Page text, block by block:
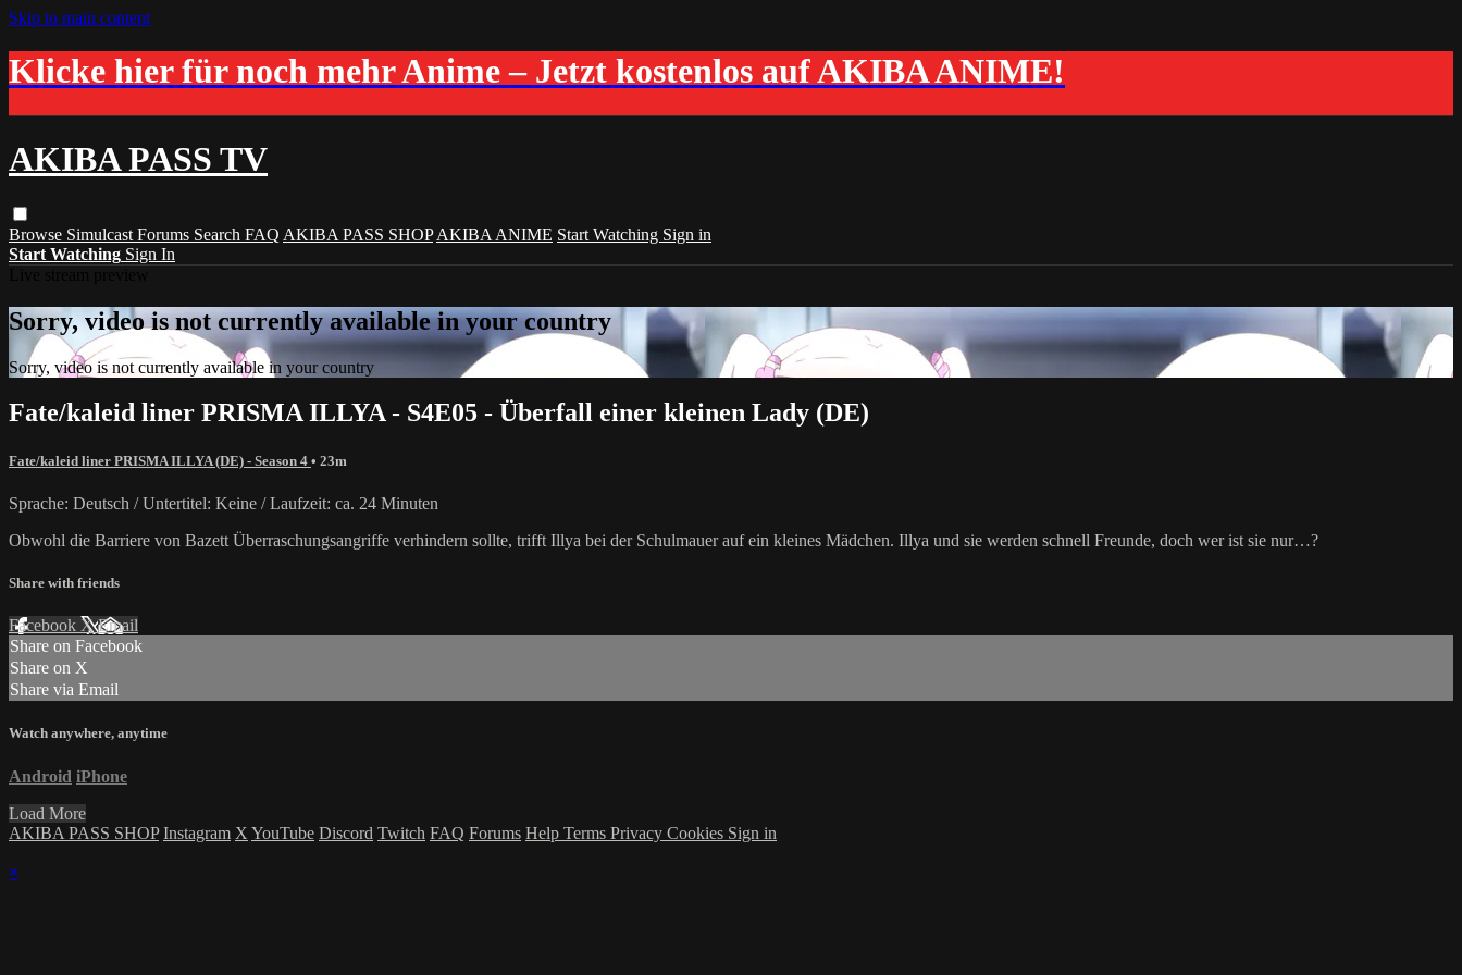
Skip to main content
Klicke hier für noch mehr Anime – Jetzt kostenlos auf AKIBA ANIME!
AKIBA PASS TV
Browse Simulcast Forums Search FAQ AKIBA PASS SHOP AKIBA ANIME Start Watching Sign in
Start Watching Sign In
Sorry, video is not currently available in your country
Sorry, video is not currently available in your country
Fate/kaleid liner PRISMA ILLYA - S4E05 - Überfall einer kleinen Lady (DE)
Fate/kaleid liner PRISMA ILLYA (DE) - Season 4 • 23m
Sprache: Deutsch / Untertitel: Keine / Laufzeit: ca. 24 Minuten
Obwohl die Barriere von Bazett Überraschungsangriffe verhindern sollte, trifft Illya bei der Schulmauer auf ein kleines Mädchen. Illya und sie werden schnell Freunde, doch wer ist sie nur…?
Share with friends
Facebook XEmail
Share on Facebook
Share on X
Share via Email
Watch anywhere, anytime
Android iPhone
Load More
AKIBA PASS SHOP Instagram X YouTube Discord Twitch FAQ Forums Help Terms Privacy Cookies Sign in
×